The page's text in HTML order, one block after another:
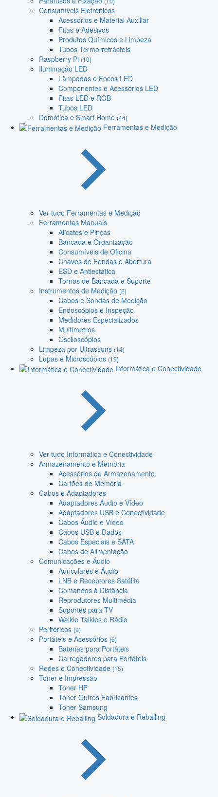
Consumíveis Eletrónicos
Acessórios e Material Auxiliar
Fitas e Adesivos
Produtos Químicos e Limpeza
Tubos Termorretrácteis
Raspberry Pi (10)
Iluminação LED
Lâmpadas e Focos LED
Componentes e Acessórios LED
Fitas LED e RGB
Tubos LED
Domótica e Smart Home (44)
Ferramentas e Medição
Ver tudo Ferramentas e Medição
Ferramentas Manuais
Alicates e Pinças
Bancada e Organização
Consumíveis de Oficina
Chaves de Fendas e Abertura
ESD e Antiestática
Tornos de Bancada e Suporte
Instrumentos de Medição (2)
Cabos e Sondas de Medição
Endoscópios e Inspeção
Medidores Especializados
Multímetros
Osciloscópios
Limpeza por Ultrassons (14)
Lupas e Microscópios (19)
Informática e Conectividade
Ver tudo Informática e Conectividade
Armazenamento e Memória
Acessórios de Armazenamento
Cartões de Memória
Cabos e Adaptadores
Adaptadores Áudio e Vídeo
Adaptadores USB e Conectividade
Cabos Áudio e Vídeo
Cabos USB e Dados
Cabos Especiais e SATA
Cabos de Alimentação
Comunicações e Áudio
Auriculares e Áudio
LNB e Receptores Satélite
Comandos à Distância
Reprodutores Multimédia
Suportes para TV
Walkie Talkies e Rádio
Periféricos (9)
Portáteis e Acessórios (6)
Baterias para Portáteis
Carregadores para Portáteis
Redes e Conectividade (15)
Toner e Impressão
Toner HP
Toner Outros Fabricantes
Toner Samsung
Soldadura e Reballing